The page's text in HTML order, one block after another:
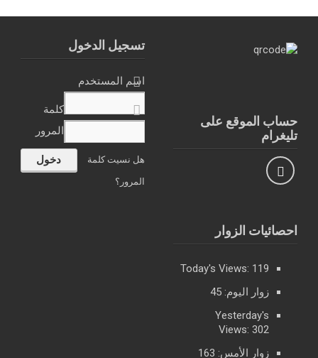
تسجيل الدخول
اسم المستخدم
كلمة
المرور
هل نسيت كلمة
المرور؟
حساب الموقع على
تليغرام
احصائيات الزوار
Today's Views: 119
زوار اليوم: 45
Yesterday's
Views:302
زوار الأمس: 163